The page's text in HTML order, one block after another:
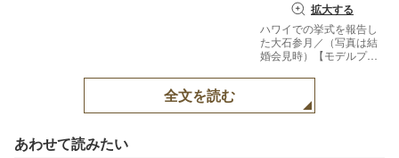
拡大する
ハワイでの挙式を報告し
た大石参月／（写真は結
婚会見時）【モデルプレ
全文を読む
あわせて読みたい